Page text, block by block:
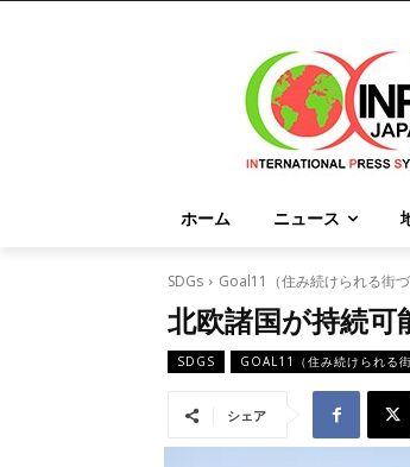
ホーム ニュース
SDGs Goal11（住み続けられる街づ
北欧諸国が持続可
SDGS GOAL11（住み続けられる街
シェア